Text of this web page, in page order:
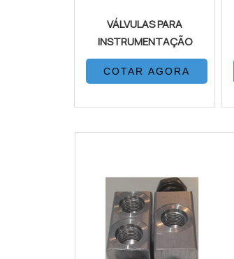
VÁLVULAS PARA
INSTRUMENTAÇÃO
COTAR AGORA